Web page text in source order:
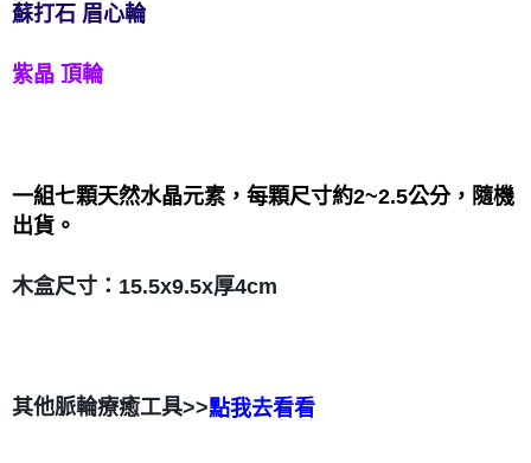
蘇打石 眉心輪
紫晶 頂輪
一組七顆天然水晶元素，每顆尺寸約2~2.5公分，隨機
出貨。
木盒尺寸：15.5x9.5x厚4cm
其他脈輪療癒工具>>點我去看看